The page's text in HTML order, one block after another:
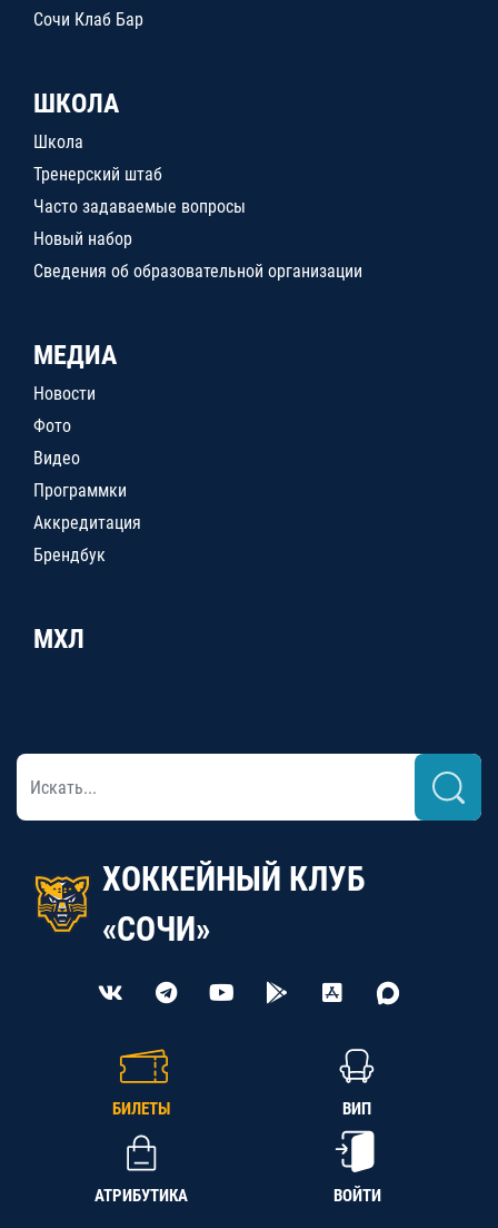
Сочи Клаб Бар
ШКОЛА
Школа
Тренерский штаб
Часто задаваемые вопросы
Новый набор
Сведения об образовательной организации
МЕДИА
Новости
Фото
Видео
Программки
Аккредитация
Брендбук
МХЛ
ХОККЕЙНЫЙ КЛУБ
«СОЧИ»
БИЛЕТЫ ВИП
АТРИБУТИКА ВОЙТИ